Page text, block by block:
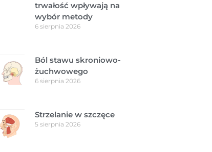
trwałość wpływają na
wybór metody
6 sierpnia 2026
Ból stawu skroniowo-
żuchwowego
6 sierpnia 2026
Strzelanie w szczęce
5 sierpnia 2026